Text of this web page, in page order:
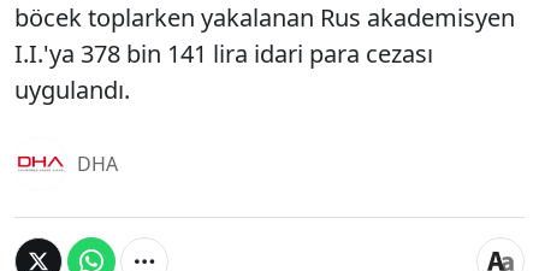
böcek toplarken yakalanan Rus akademisyen
I.I.'ya 378 bin 141 lira idari para cezası
uygulandı.
DHA